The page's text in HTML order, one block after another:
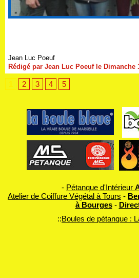
Jean Luc Poeuf
Rédigé par Jean Luc Poeuf le Dimanche
1 2 3 4 5
- Pétanque d'Intérieur
Atelier de Coiffure Végétal à Tours -
à Bourges-
::Boules de pétanque :